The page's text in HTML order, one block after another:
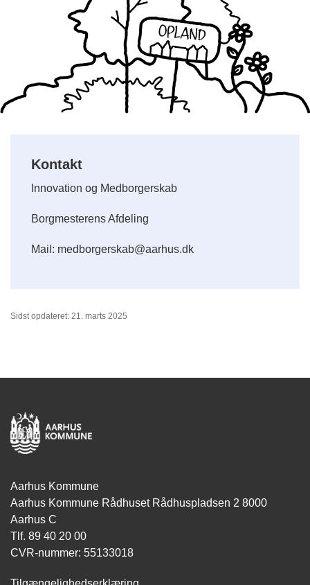
Kontakt
Innovation og Medborgerskab
Borgmesterens Afdeling
Mail: medborgerskab@aarhus.dk
Sidst opdateret: 21. marts 2025
Aarhus Kommune
Aarhus Kommune Rådhuset Rådhuspladsen 2 8000
Aarhus C
Tlf. 89 40 20 00
CVR-nummer: 55133018